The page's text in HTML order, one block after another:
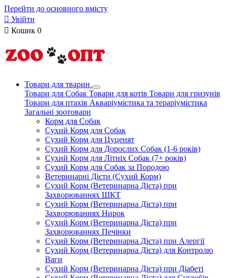
Перейти до основного вмісту
 Увійти
 Кошик 0
Товари для тварин
Товари для Собак Товари для котів Товари для гризунів
Товари для птахів Акваріумістика та тераріумістика
Загальні зоотовари
Корм для Собак
Сухий Корм для Собак
Сухий Корм для Цуценят
Сухий Корм для Дорослих Собак (1-6 років)
Сухий Корм для Літніх Собак (7+ років)
Сухий Корм для Собак за Породою
Ветеринарні Дієти (Сухий Корм)
Сухий Корм (Ветеринарна Дієта) при
Захворюваннях ШКТ
Сухий Корм (Ветеринарна Дієта) при
Захворюваннях Нирок
Сухий Корм (Ветеринарна Дієта) при
Захворюваннях Печінки
Сухий Корм (Ветеринарна Дієта) при Алергії
Сухий Корм (Ветеринарна Дієта) для Контролю
Ваги
Сухий Корм (Ветеринарна Дієта) при Діабеті